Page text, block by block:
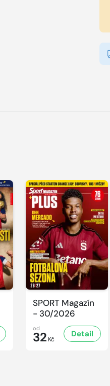
SPORT Magazín
- 30/2026
od
32 Kč
Detail